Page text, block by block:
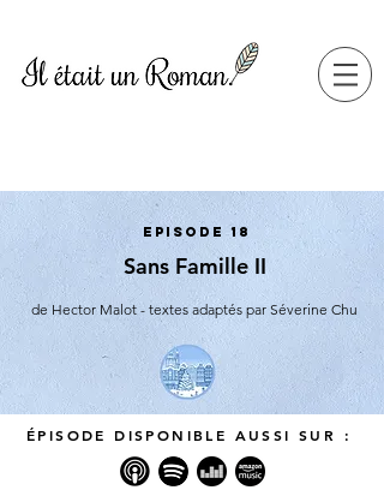
Sans Famille II
Episode 18
de Hector Malot - textes adaptés par Séverine Chu
ÉPISODE DISPONIBLE AUSSI SUR :